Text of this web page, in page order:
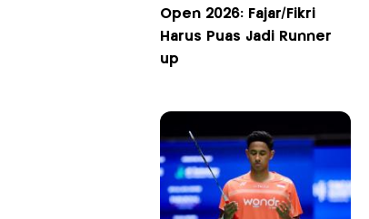
Open 2026: Fajar/Fikri
Harus Puas Jadi Runner
up